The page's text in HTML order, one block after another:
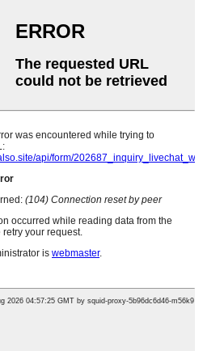
០២៥។
+៨៦ ១៨២៨០០២៩៦៤៨